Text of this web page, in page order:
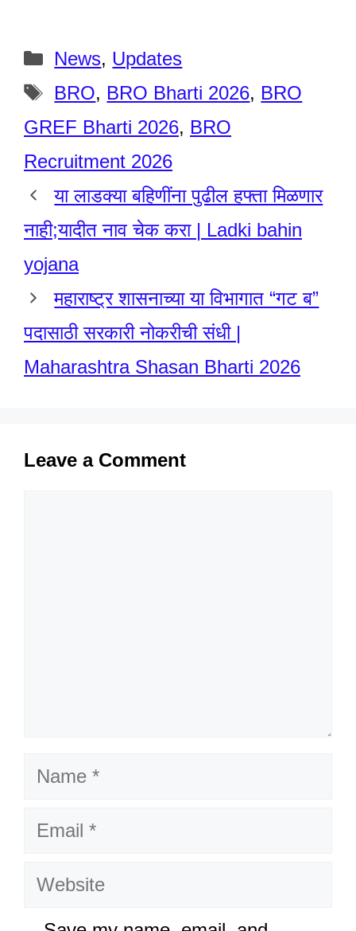
Categories
News, Updates
Tags
BRO, BRO Bharti 2026, BRO
GREF Bharti 2026, BRO
Recruitment 2026
या लाडक्या बहिणींना पुढील हफ्ता मिळणार
नाही;यादीत नाव चेक करा | Ladki bahin
yojana
महाराष्ट्र शासनाच्या या विभागात “गट ब”
पदासाठी सरकारी नोकरीची संधी |
Maharashtra Shasan Bharti 2026
Leave a Comment
Name
Email
Website